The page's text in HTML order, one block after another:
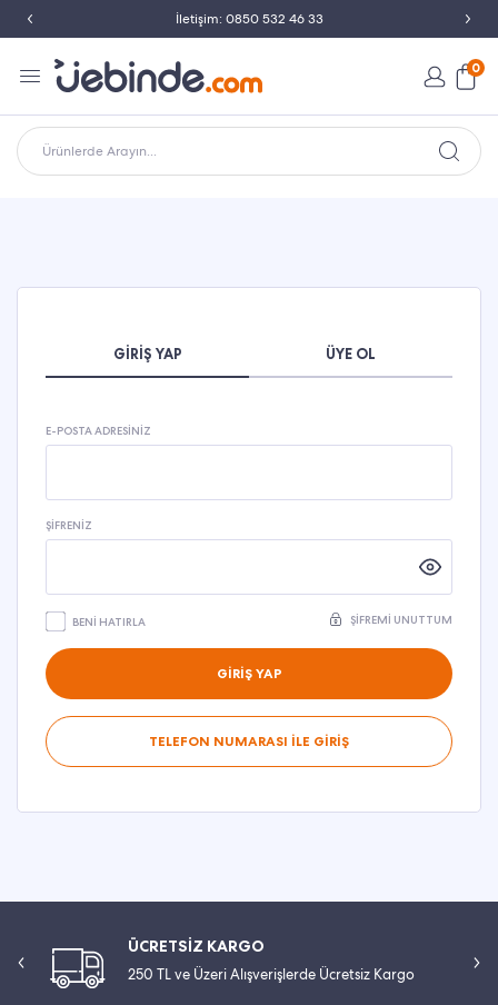
İletişim: 0850 532 46 33
0
Ürünlerde Arayın...
GIRIŞ YAP ÜYE OL
E-POSTA ADRESINIZ
ŞIFRENIZ
BENI HATIRLA ŞIFREMI UNUTTUM
GİRİŞ YAP
TELEFON NUMARASI İLE GİRİŞ
ÜCRETSİZ KARGO
250 TL ve Üzeri Alışverişlerde Ücretsiz Kargo